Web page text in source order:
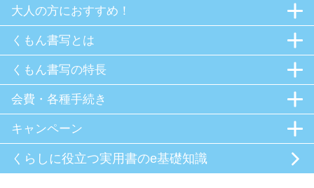
大人の方におすすめ！
くもん書写とは
くもん書写の特長
会費・各種手続き
キャンペーン
くらしに役立つ実用書のe基礎知識